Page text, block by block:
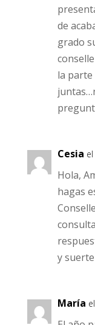
de
grado
la parte
Cesia
Hola,
hagas
y
María